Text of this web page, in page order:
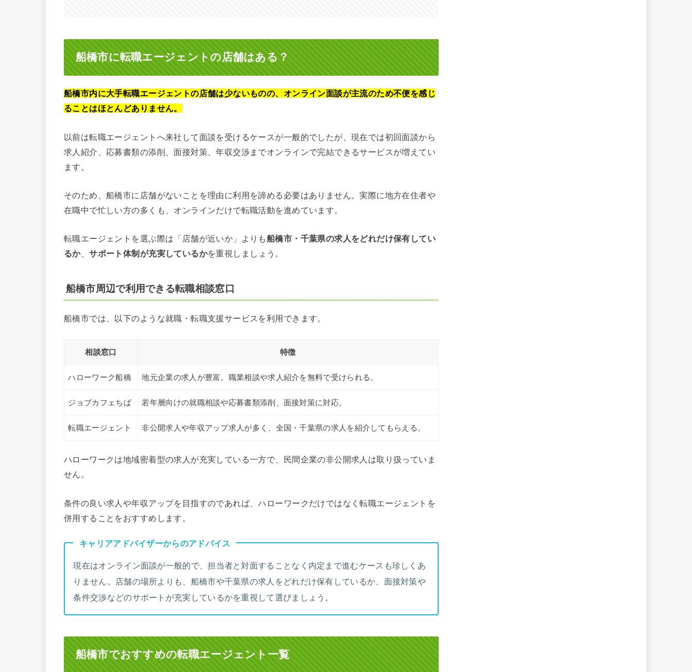
船橋市に転職エージェントの店舗はある？
船橋市内に大手転職エージェントの店舗は少ないものの、オンライン面談が主流のため不便を感じ
ることはほとんどありません。
以前は転職エージェントへ来社して面談を受けるケースが一般的でしたが、現在では初回面談から
求人紹介、応募書類の添削、面接対策、年収交渉までオンラインで完結できるサービスが増えてい
ます。
そのため、船橋市に店舗がないことを理由に利用を諦める必要はありません。実際に地方在住者や
在職中で忙しい方の多くも、オンラインだけで転職活動を進めています。
転職エージェントを選ぶ際は「店舗が近いか」よりも船橋市・千葉県の求人をどれだけ保有してい
るか、サポート体制が充実しているかを重視しましょう。
船橋市周辺で利用できる転職相談窓口
船橋市では、以下のような就職・転職支援サービスを利用できます。
相談窓口 特徴
ハローワーク船橋 地元企業の求人が豊富。職業相談や求人紹介を無料で受けられる。
ジョブカフェちば 若年層向けの就職相談や応募書類添削、面接対策に対応。
転職エージェント 非公開求人や年収アップ求人が多く、全国・千葉県の求人を紹介してもらえる。
ハローワークは地域密着型の求人が充実している一方で、民間企業の非公開求人は取り扱っていま
せん。
条件の良い求人や年収アップを目指すのであれば、ハローワークだけではなく転職エージェントを
併用することをおすすめします。
キャリアアドバイザーからのアドバイス
現在はオンライン面談が一般的で、担当者と対面することなく内定まで進むケースも珍しくあ
りません。店舗の場所よりも、船橋市や千葉県の求人をどれだけ保有しているか、面接対策や
条件交渉などのサポートが充実しているかを重視して選びましょう。
船橋市でおすすめの転職エージェント一覧